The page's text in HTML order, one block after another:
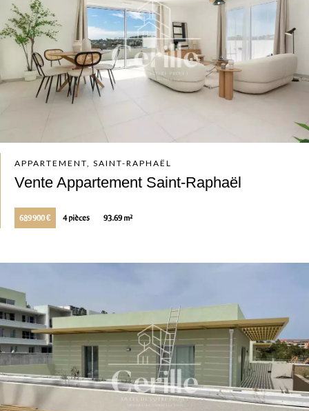
APPARTEMENT, SAINT-RAPHAËL
Vente Appartement Saint-Raphaël
689 900 € 4 pièces 93.69 m²